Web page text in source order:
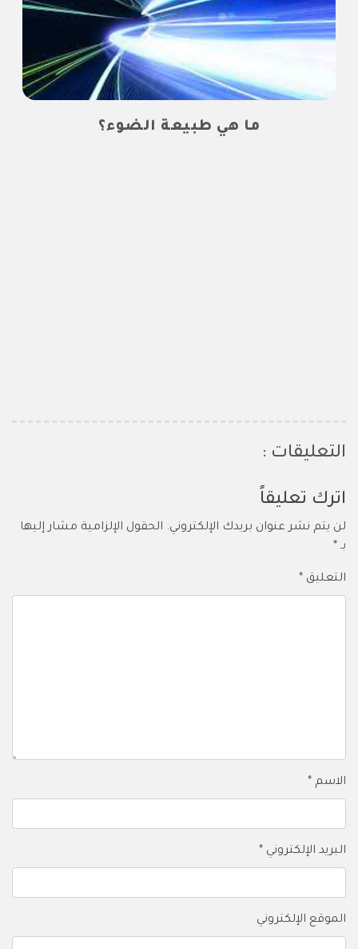
ما هي طبيعة الضوء؟
التعليقات :
اترك تعليقاً
لن يتم نشر عنوان بريدك الإلكتروني. الحقول الإلزامية مشار إليها
بـ *
التعليق *
الاسم *
البريد الإلكتروني *
الموقع الإلكتروني